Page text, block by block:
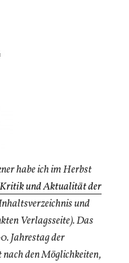
habe ich im Herbst
und Aktualität der
und
Verlagsseite). Das
Jahrestag der
den Möglichkeiten,